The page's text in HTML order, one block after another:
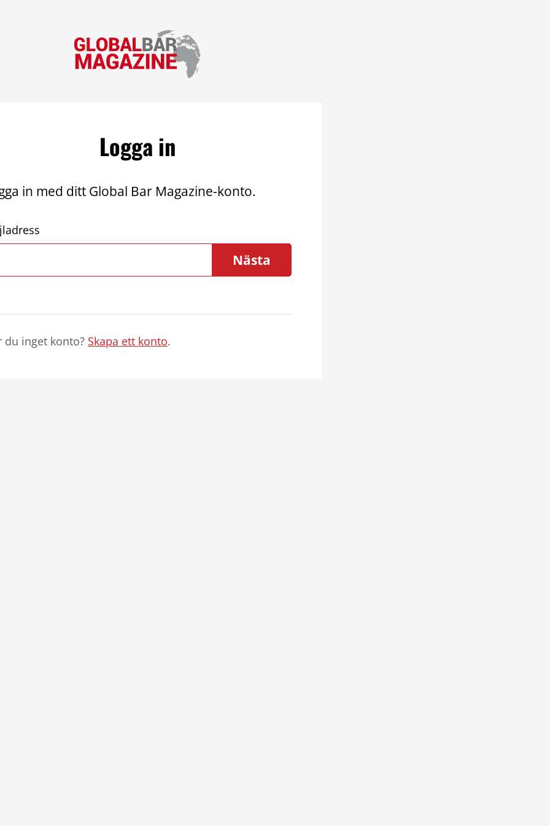
Logga in
in med ditt Global Bar Magazine-konto.
Nästa
du inget konto? Skapa ett konto.